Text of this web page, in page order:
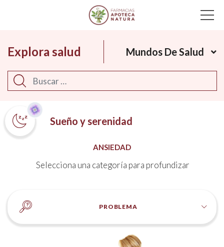
Main Navigation
Explora salud Mundos De Salud
Buscar
Sueño y serenidad
ANSIEDAD
Selecciona una categoría para profundizar
PROBLEMA